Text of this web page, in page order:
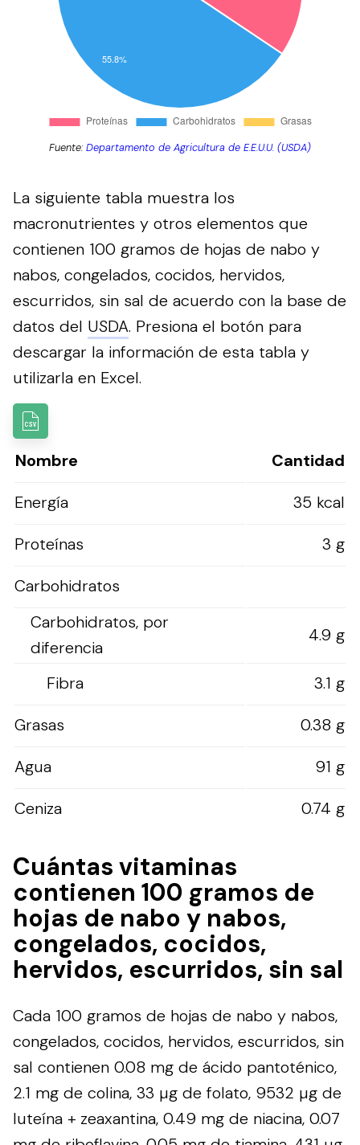
Fuente:Departamento de Agricultura de E.E.U.U. (USDA)
La siguiente tabla muestra los
macronutrientes y otros elementos que
contienen 100 gramos de hojas de nabo y
nabos, congelados, cocidos, hervidos,
escurridos, sin sal de acuerdo con la base de
datos del USDA. Presiona el botón para
descargar la información de esta tabla y
utilizarla en Excel.
Nombre
Cantidad
Energía
35 kcal
Proteínas
3 g
Carbohidratos
Carbohidratos, por
diferencia
4.9 g
Fibra
3.1 g
Grasas
0.38 g
Agua
91 g
Ceniza
0.74 g
Cuántas vitaminas
contienen 100 gramos de
hojas de nabo y nabos,
congelados, cocidos,
hervidos, escurridos, sin sal
Cada 100 gramos de hojas de nabo y nabos,
congelados, cocidos, hervidos, escurridos, sin
sal contienen 0.08 mg de ácido pantoténico,
2.1 mg de colina, 33 µg de folato, 9532 µg de
luteína + zeaxantina, 0.49 mg de niacina, 0.07